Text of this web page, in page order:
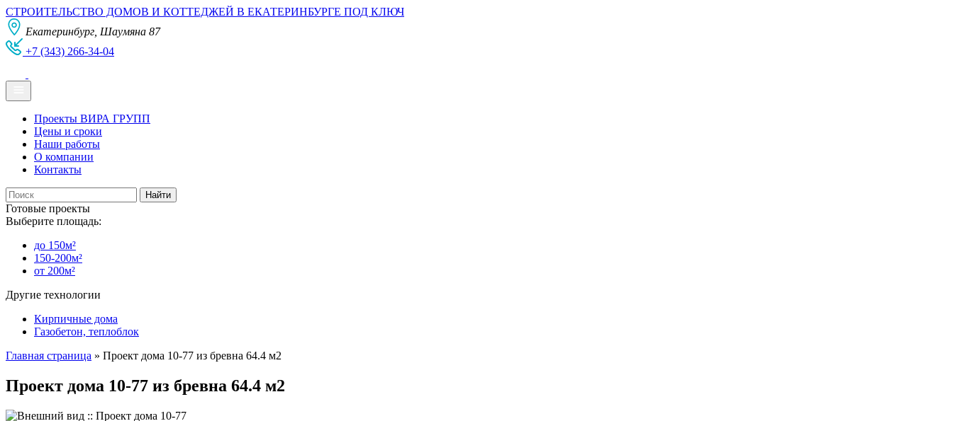
СТРОИТЕЛЬСТВО ДОМОВ И КОТТЕДЖЕЙ В ЕКАТЕРИНБУРГЕ ПОД КЛЮЧ
Екатеринбург, Шаумяна 87
+7 (343) 266-34-04
Проекты ВИРА ГРУПП
Цены и сроки
Наши работы
О компании
Контакты
Готовые проекты
Выберите площадь:
до 150м²
150-200м²
от 200м²
Другие технологии
Кирпичные дома
Газобетон, теплоблок
Главная страница » Проект дома 10-77 из бревна 64.4 м2
Проект дома 10-77 из бревна 64.4 м2